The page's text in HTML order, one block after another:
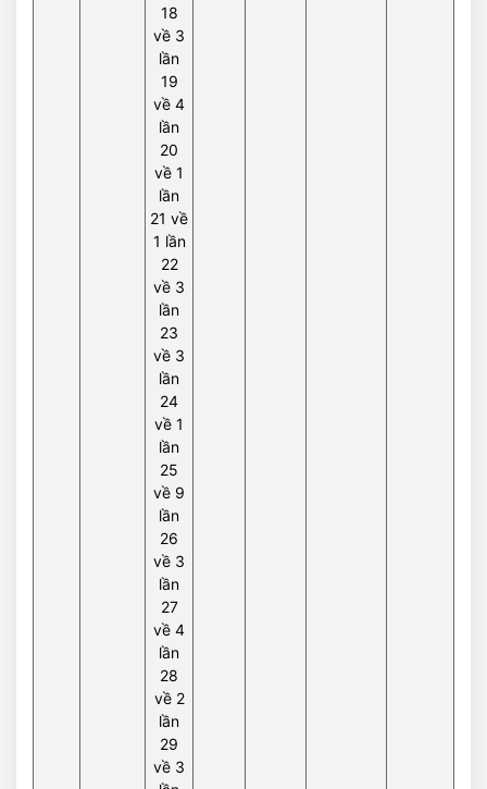
18
về 3
lần
19
về 4
lần
20
về 1
lần
21 về
1 lần
22
về 3
lần
23
về 3
lần
24
về 1
lần
25
về 9
lần
26
về 3
lần
27
về 4
lần
28
về 2
lần
29
về 3